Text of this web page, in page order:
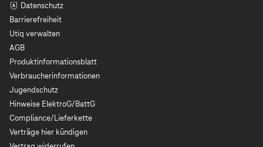
Datenschutz
Barrierefreiheit
Utiq verwalten
AGB
Produktinformationsblatt
Verbraucherinformationen
Jugendschutz
Hinweise ElektroG/BattG
Compliance/Lieferkette
Verträge hier kündigen